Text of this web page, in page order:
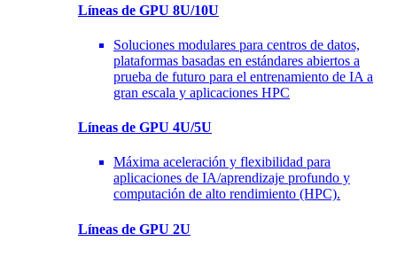
Líneas de GPU 8U/10U
Soluciones modulares para centros de datos,
plataformas basadas en estándares abiertos a
prueba de futuro para el entrenamiento de IA a
gran escala y aplicaciones HPC
Líneas de GPU 4U/5U
Máxima aceleración y flexibilidad para
aplicaciones de IA/aprendizaje profundo y
computación de alto rendimiento (HPC).
Líneas de GPU 2U